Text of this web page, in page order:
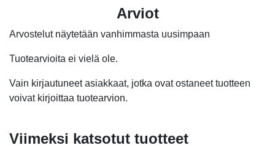
Arviot
Arvostelut näytetään vanhimmasta uusimpaan
Tuotearvioita ei vielä ole.
Vain kirjautuneet asiakkaat, jotka ovat ostaneet tuotteen
voivat kirjoittaa tuotearvion.
Viimeksi katsotut tuotteet